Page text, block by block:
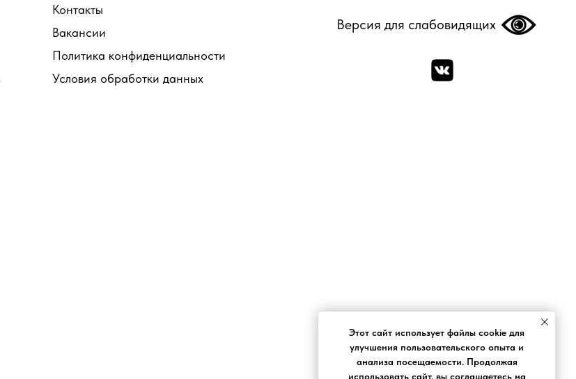
Этот сайт использует файлы cookie для
улучшения пользовательского опыта и
анализа посещаемости. Продолжая
использовать сайт, вы соглашаетесь на
Версия для слабовидящих
Контакты
Вакансии
Политика конфиденциальности
Условия обработки данных